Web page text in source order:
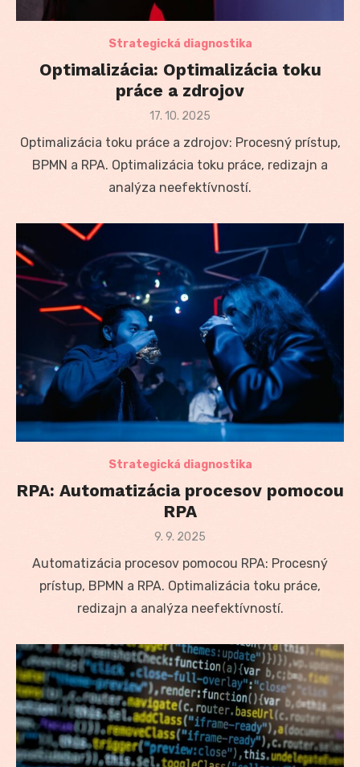
Strategická diagnostika
Optimalizácia: Optimalizácia toku
práce a zdrojov
Posted
17. 10. 2025
Optimalizácia toku práce a zdrojov: Procesný prístup,
BPMN a RPA. Optimalizácia toku práce, redizajn a
analýza neefektívností.
Strategická diagnostika
RPA: Automatizácia procesov pomocou
RPA
Posted
9. 9. 2025
Automatizácia procesov pomocou RPA: Procesný
prístup, BPMN a RPA. Optimalizácia toku práce,
redizajn a analýza neefektívností.